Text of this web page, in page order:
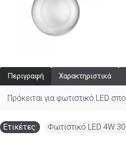
Περιγραφή Χαρακτηριστικά
Πρόκειται για φωτιστικό LED
Ετικέτες: Φωτιστικό LED 4W